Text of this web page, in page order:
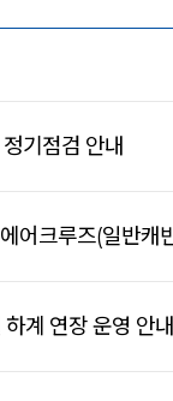
기점검 안내
어크루즈(일반캐
계 연장 운영 안내